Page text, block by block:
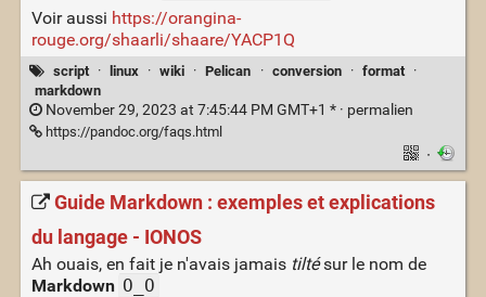
Voir aussi https://orangina-
rouge.org/shaarli/shaare/YACP1Q
script · linux · wiki · Pelican · conversion · format
·
markdown
November 29, 2023 at 7:45:44 PM GMT+1 * · permalien
https://pandoc.org/faqs.html
·
Guide Markdown : exemples et explications
du langage - IONOS
Ah ouais, en fait je n'avais jamais tiltésur le nom de
Markdown O_O